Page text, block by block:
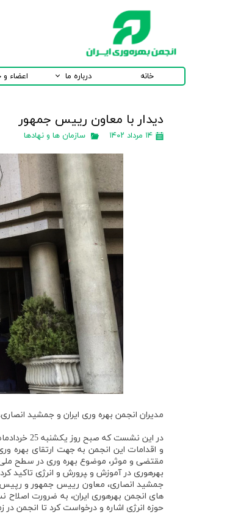
خانه درباره ما اعضاء و
دیدار با معاون رییس جمهور
۱۴ مرداد ۱۴۰۲ سازمان ها و نهادها
مدیران انجمن بهره­ وری ایران و جمشید
و اقدامات این انجمن به جهت ارتقای بهره
مقتضی و موثر، موضوع بهره ­وری در سطح
بهره­وری در آموزش و ‍پرورش و انرژی تاکید کرد
جمشید انصاری، معاون رییس جمهور و رپیس
­های انجمن بهره­وری ایران، به ضرورت اصلاح
حوزه انرژی اشاره و درخواست کرد تا انجمن